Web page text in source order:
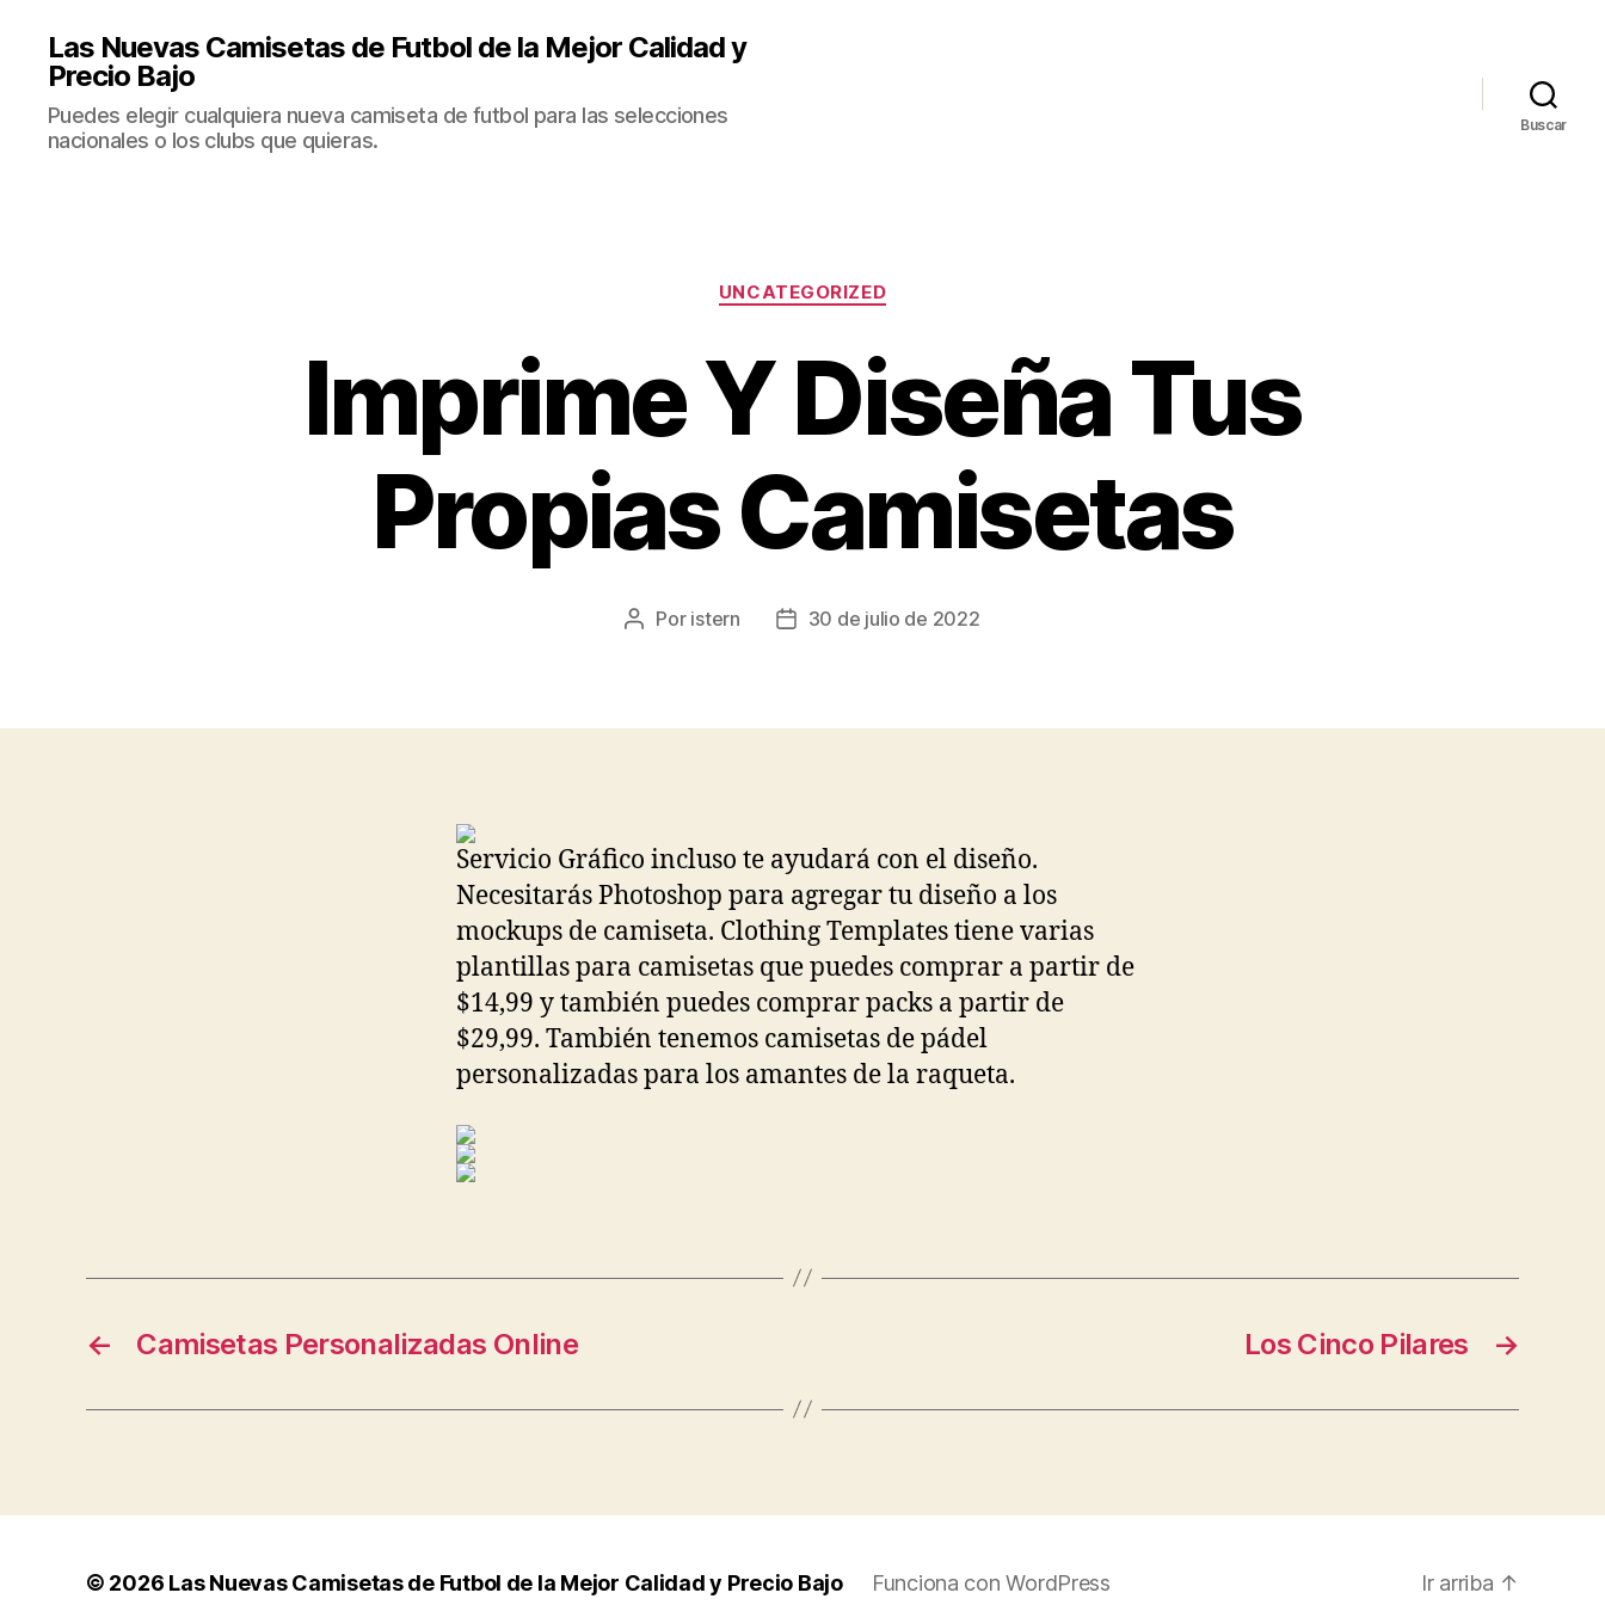
Las Nuevas Camisetas de Futbol de la Mejor Calidad y
Precio Bajo
Puedes elegir cualquiera nueva camiseta de futbol para las selecciones
nacionales o los clubs que quieras.
Buscar
Categorías
UNCATEGORIZED
Imprime Y Diseña Tus
Propias Camisetas
Autor
Por istern
Fecha30 de julio de 2022
Servicio Gráfico incluso te ayudará con el diseño.
Necesitarás Photoshop para agregar tu diseño a los
mockups de camiseta. Clothing Templates tiene varias
plantillas para camisetas que puedes comprar a partir de
$14,99 y también puedes comprar packs a partir de
$29,99. También tenemos camisetas de pádel
personalizadas para los amantes de la raqueta.
← Camisetas Personalizadas Online →
Los Cinco Pilares
© 2026 Las Nuevas Camisetas de Futbol de la Mejor Calidad y Precio Bajo Funciona con WordPress Ir arriba ↑